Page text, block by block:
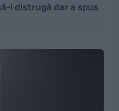
l distrugă dar a spus